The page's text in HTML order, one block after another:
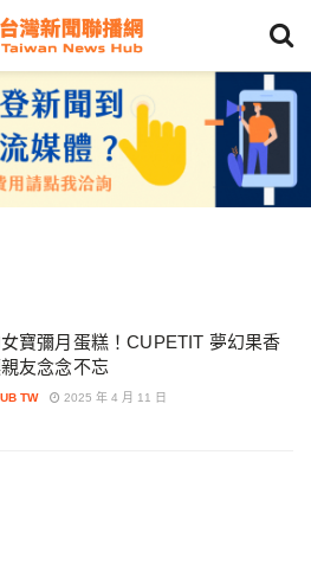
寶彌月蛋糕！CUPETIT 夢幻果香
友念念不忘
TW 2025 年 4 月 11 日